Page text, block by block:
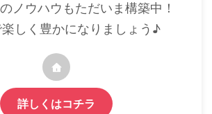
ノウハウもただいま構築中！
しく豊かになりましょう♪
詳しくはコチラ